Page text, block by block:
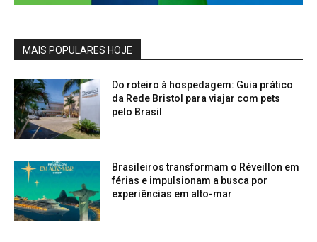
MAIS POPULARES HOJE
Do roteiro à hospedagem: Guia prático
da Rede Bristol para viajar com pets
pelo Brasil
Brasileiros transformam o Réveillon em
férias e impulsionam a busca por
experiências em alto-mar